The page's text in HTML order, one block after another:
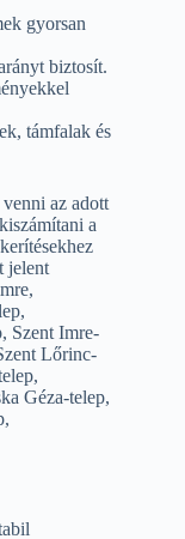
gyorsan
biztosít.
támfalak és
az adott
a
jelent
Szent Imre-
Lőrinc-
Géza-telep,